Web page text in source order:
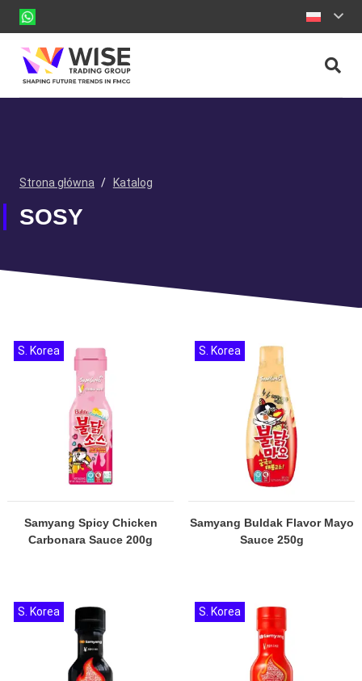
Strona główna / Katalog
SOSY
Samyang Spicy Chicken
Carbonara Sauce 200g
S. Korea
Samyang Buldak Flavor Mayo
Sauce 250g
S. Korea
S. Korea S. Korea